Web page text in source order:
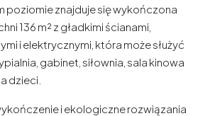
poziomie znajduje się wykończona
136 m² z gładkimi ścianami,
i elektrycznymi, która może służyć
gabinet, siłownia, sala kinowa
dzieci.
i ekologiczne rozwiązania